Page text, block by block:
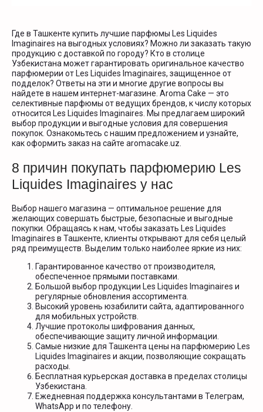
Где в Ташкенте купить лучшие парфюмы Les Liquides
Imaginaires на выгодных условиях? Можно ли заказать такую
продукцию с доставкой по городу? Кто в столице
Узбекистана может гарантировать оригинальное качество
парфюмерии от Les Liquides Imaginaires, защищенное от
подделок? Ответы на эти и многие другие вопросы вы
найдете в нашем интернет-магазине. Aroma Cake — это
селективные парфюмы от ведущих брендов, к числу которых
относится Les Liquides Imaginaires. Мы предлагаем широкий
выбор продукции и выгодные условия для совершения
покупок. Ознакомьтесь с нашим предложением и узнайте,
как оформить заказ на сайте aromacake.uz.
8 причин покупать парфюмерию Les
Liquides Imaginaires у нас
Выбор нашего магазина — оптимальное решение для
желающих совершать быстрые, безопасные и выгодные
покупки. Обращаясь к нам, чтобы заказать Les Liquides
Imaginaires в Ташкенте, клиенты открывают для себя целый
ряд преимуществ. Выделим только наиболее яркие из них:
Гарантированное качество от производителя,
обеспеченное прямыми поставками.
Большой выбор продукции Les Liquides Imaginaires и
регулярные обновления ассортимента.
Высокий уровень юзабилити сайта, адаптированного
для мобильных устройств.
Лучшие протоколы шифрования данных,
обеспечивающие защиту личной информации.
Самые низкие для Ташкента цены на парфюмерию Les
Liquides Imaginaires и акции, позволяющие сокращать
расходы.
Бесплатная курьерская доставка в пределах столицы
Узбекистана.
Ежедневная поддержка консультантами в Телеграм,
WhatsApp и по телефону.